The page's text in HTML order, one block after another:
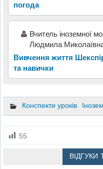
погода
Вчитель іноземної
Людмила
Вивчення життя
та навички
Конспекти уроків
55
ВІДГУКИ